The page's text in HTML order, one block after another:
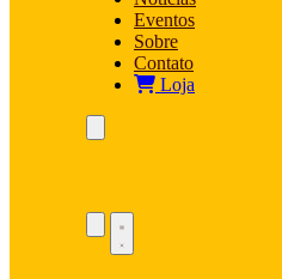
Eventos
Sobre
Contato
Loja